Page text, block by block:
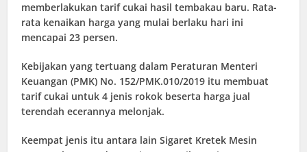
memberlakukan tarif cukai hasil tembakau baru. Rata-
rata kenaikan harga yang mulai berlaku hari ini
mencapai 23 persen.
Kebijakan yang tertuang dalam Peraturan Menteri
Keuangan (PMK) No. 152/PMK.010/2019 itu membuat
tarif cukai untuk 4 jenis rokok beserta harga jual
terendah ecerannya melonjak.
Keempat jenis itu antara lain Sigaret Kretek Mesin